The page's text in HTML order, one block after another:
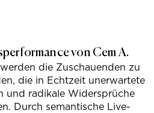
von Cem A.
die Zuschauenden zu
die in Echtzeit unerwartete
und radikale Widersprüche
Durch semantische Live-